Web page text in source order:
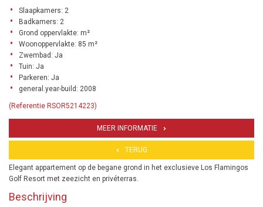
Slaapkamers: 2
Badkamers: 2
Grond oppervlakte: m²
Woonoppervlakte: 85 m²
Zwembad: Ja
Tuin: Ja
Parkeren: Ja
general.year-build: 2008
(Referentie RSOR5214223)
MEER INFORMATIE
TERUG
Elegant appartement op de begane grond in het exclusieve Los Flamingos
Golf Resort met zeezicht en privéterras.
Beschrijving